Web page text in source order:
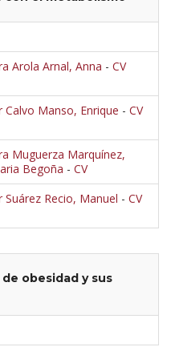
Arola Arnal, Anna - CV
Calvo Manso, Enrique - CV
Muguerza Marquínez,
Begoña - CV
Suárez Recio, Manuel - CV
obesidad y sus